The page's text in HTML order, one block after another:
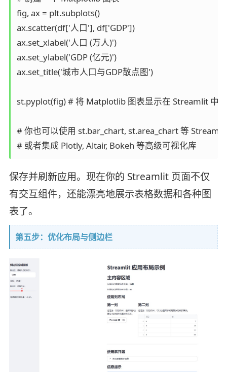
fig, ax = plt.subplots()
ax.scatter(df['人口'], df['GDP'])
ax.set_xlabel('人口 (万人)')
ax.set_ylabel('GDP (亿元)')
ax.set_title('城市人口与GDP散点图')
st.pyplot(fig) # 将 Matplotlib 图表显示在 Streamlit 中
# 你也可以使用 st.bar_chart, st.area_chart 等
保存并刷新应用。现在你的 Streamlit 页面不仅
有交互组件，还能漂亮地展示表格数据和各种图
表了。
第五步：优化布局与侧边栏